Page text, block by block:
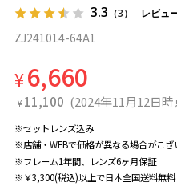
3.3 （3） レビュ
ZJ241014-64A1
¥6,660
¥ 11,100 (2024年11月12日
※セットレンズ込み
※店舗・WEBで価格が異なる場合がこざ
※フレーム1年間、レンズ6ヶ月保証
※￥3,300(税込)以上で日本全国送料無料